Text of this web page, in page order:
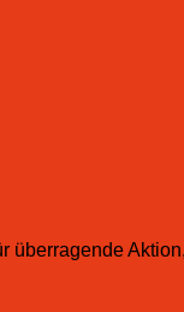
überragende